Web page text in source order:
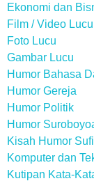
Ekonomi dan
Film / Video Lucu
Foto Lucu
Gambar Lucu
Humor Bahasa
Humor Gereja
Humor Politik
Humor
Kisah Humor Sufi
Komputer dan
Kutipan Kata-